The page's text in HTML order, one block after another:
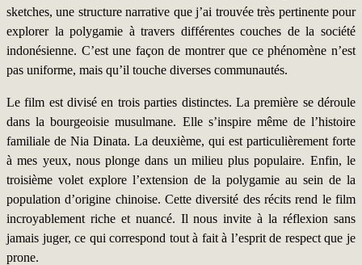
sketches, une structure narrative que j’ai trouvée très pertinente pour
explorer la polygamie à travers différentes couches de la société
indonésienne. C’est une façon de montrer que ce phénomène n’est
pas uniforme, mais qu’il touche diverses communautés.
Le film est divisé en trois parties distinctes. La première se déroule
dans la bourgeoisie musulmane. Elle s’inspire même de l’histoire
familiale de Nia Dinata. La deuxième, qui est particulièrement forte
à mes yeux, nous plonge dans un milieu plus populaire. Enfin, le
troisième volet explore l’extension de la polygamie au sein de la
population d’origine chinoise. Cette diversité des récits rend le film
incroyablement riche et nuancé. Il nous invite à la réflexion sans
jamais juger, ce qui correspond tout à fait à l’esprit de respect que je
prone.